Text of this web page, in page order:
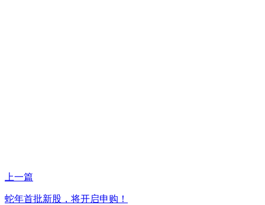
上一篇
蛇年首批新股，将开启申购！